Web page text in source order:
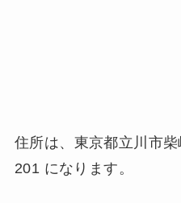
住所は、東京都立川市
201 になります。